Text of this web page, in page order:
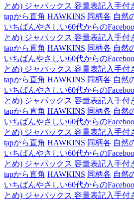
とめ) ジャパックス 容量表記入手付
tapから直角 HAWKINS 同柄各 自然
いちばんやさしい60代からの
とめ) ジャパックス 容量表記入手付
tapから直角 HAWKINS 同柄各 自然
いちばんやさしい60代からの
とめ) ジャパックス 容量表記入手付
tapから直角 HAWKINS 同柄各 自然
いちばんやさしい60代からの
とめ) ジャパックス 容量表記入手付
tapから直角 HAWKINS 同柄各 自然
いちばんやさしい60代からの
とめ) ジャパックス 容量表記入手付
tapから直角 HAWKINS 同柄各 自然
いちばんやさしい60代からの
とめ) ジャパックス 容量表記入手付
tapから直角 HAWKINS 同柄各 自然
いちばんやさしい60代からの
とめ) ジャパックス 容量表記入手付